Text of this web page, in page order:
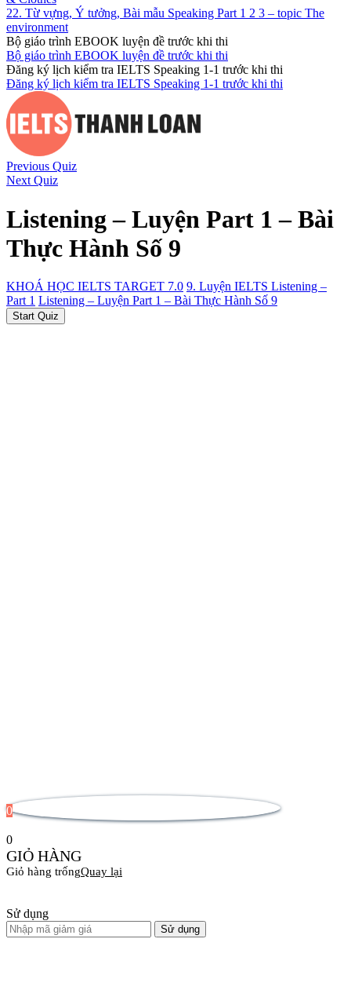
22. Từ vựng, Ý tưởng, Bài mẫu Speaking Part 1 2 3 – topic The
environment
Bộ giáo trình EBOOK luyện đề trước khi thi
Bộ giáo trình EBOOK luyện đề trước khi thi
Đăng ký lịch kiểm tra IELTS Speaking 1-1 trước khi thi
Đăng ký lịch kiểm tra IELTS Speaking 1-1 trước khi thi
Previous Quiz
Next Quiz
Listening – Luyện Part 1 – Bài
Thực Hành Số 9
KHOÁ HỌC IELTS TARGET 7.0 9. Luyện IELTS Listening –
Part 1 Listening – Luyện Part 1 – Bài Thực Hành Số 9
0
0
GIỎ HÀNG
Giỏ hàng trốngQuay lại
Sử dụng
Sử dụng